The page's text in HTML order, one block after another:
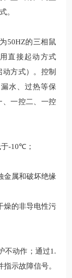
。
50HZ的三相鼠
直接起动方式
动方式）。控制
水、过热等保
、一控二、一控
-10℃；
金属和破坏绝缘
燥的非导电性污
不动作；通过1.
示故障信号。